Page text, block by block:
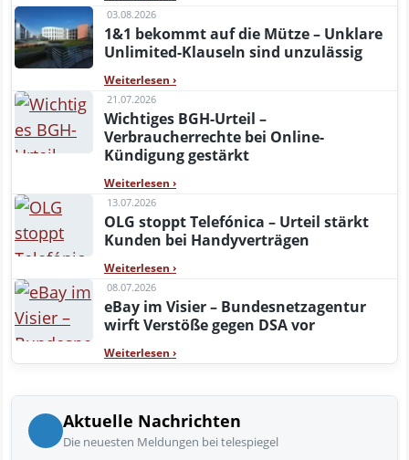
03.08.2026
1&1 bekommt auf die Mütze – Unklare
Unlimited-Klauseln sind unzulässig
Weiterlesen ›
21.07.2026
Wichtiges BGH-Urteil –
Verbraucherrechte bei Online-
Kündigung gestärkt
Weiterlesen ›
13.07.2026
OLG stoppt Telefónica – Urteil stärkt
Kunden bei Handyverträgen
Weiterlesen ›
08.07.2026
eBay im Visier – Bundesnetzagentur
wirft Verstöße gegen DSA vor
Weiterlesen ›
Aktuelle Nachrichten
Die neuesten Meldungen bei telespiegel